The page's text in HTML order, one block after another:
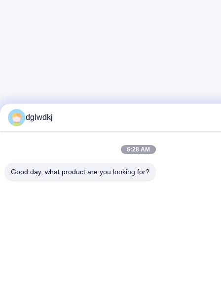
dglwdkj
6:28 AM
Good day, what product are you looking for?